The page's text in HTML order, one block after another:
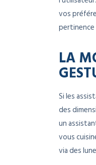
vos
LA
Si les
des
un
vous
via des